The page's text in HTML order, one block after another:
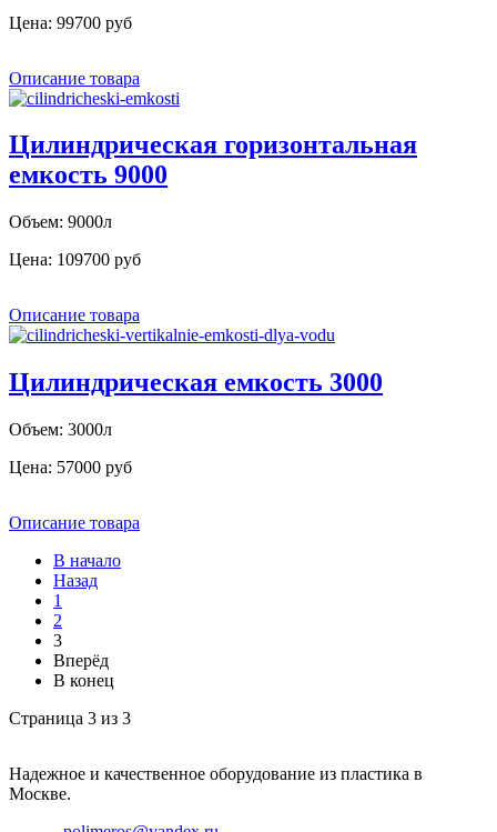
Цена: 99700 руб
Описание товара
Цилиндрическая горизонтальная
емкость 9000
Объем: 9000л
Цена: 109700 руб
Описание товара
Цилиндрическая емкость 3000
Объем: 3000л
Цена: 57000 руб
Описание товара
В начало
Назад
1
2
3
Вперёд
В конец
Страница 3 из 3
Надежное и качественное оборудование из пластика в
Москве.